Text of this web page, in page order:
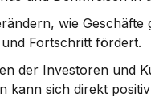
wie
Fortschritt fördert.
der Investoren und
kann sich direkt